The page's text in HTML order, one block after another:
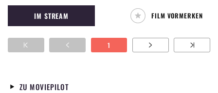
Referenz an die Thunderbirds und eine
Persiflage auf den amerikanischen Neo-
Imperialismus.
IM STREAM FILM VORMERKEN
1
ZU MOVIEPILOT